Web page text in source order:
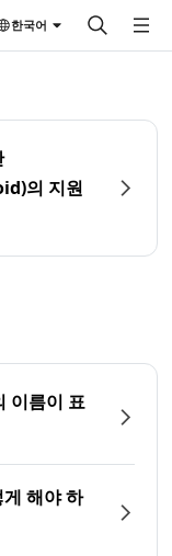
한국어
의 지원
이름이 표
해야 하